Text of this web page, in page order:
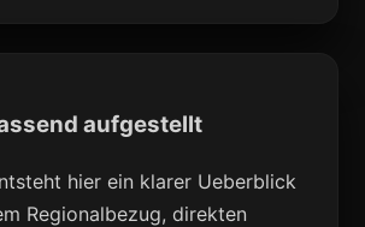
aufgestellt
hier ein klarer Ueberblick
Regionalbezug, direkten